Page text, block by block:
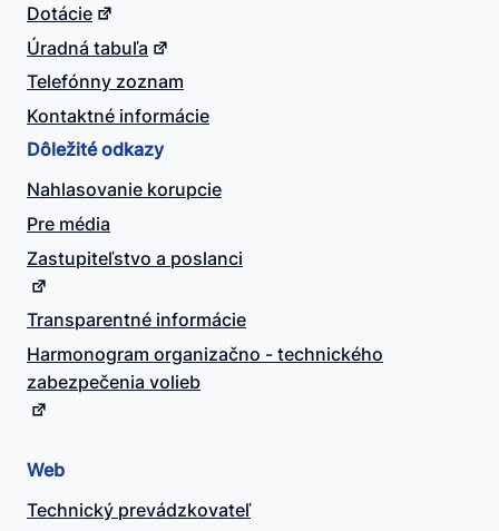
Dotácie
Úradná tabuľa
Telefónny zoznam
Kontaktné informácie
Dôležité odkazy
Nahlasovanie korupcie
Pre média
Zastupiteľstvo a poslanci
Transparentné informácie
Harmonogram organizačno - technického
zabezpečenia volieb
Web
Technický prevádzkovateľ